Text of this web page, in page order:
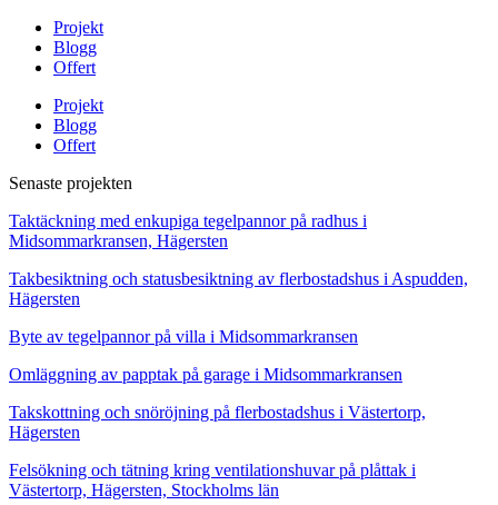
Projekt
Blogg
Offert
Projekt
Blogg
Offert
Senaste projekten
Taktäckning med enkupiga tegelpannor på radhus i
Midsommarkransen, Hägersten
Takbesiktning och statusbesiktning av flerbostadshus i Aspudden,
Hägersten
Byte av tegelpannor på villa i Midsommarkransen
Omläggning av papptak på garage i Midsommarkransen
Takskottning och snöröjning på flerbostadshus i Västertorp,
Hägersten
Felsökning och tätning kring ventilationshuvar på plåttak i
Västertorp, Hägersten, Stockholms län